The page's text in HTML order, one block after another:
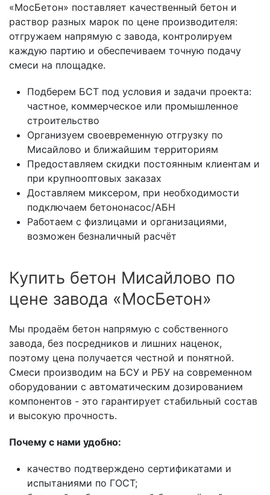
«МосБетон» поставляет качественный бетон и
раствор разных марок по цене производителя:
отгружаем напрямую с завода, контролируем
каждую партию и обеспечиваем точную подачу
смеси на площадке.
Подберем БСТ под условия и задачи проекта:
частное, коммерческое или промышленное
строительство
Организуем своевременную отгрузку по
Мисайлово и ближайшим территориям
Предоставляем скидки постоянным клиентам и
при крупнооптовых заказах
Доставляем миксером, при необходимости
подключаем бетононасос/АБН
Работаем с физлицами и организациями,
возможен безналичный расчёт
Купить бетон Мисайлово по
цене завода «МосБетон»
Мы продаём бетон напрямую с собственного
завода, без посредников и лишних наценок,
поэтому цена получается честной и понятной.
Смеси производим на БСУ и РБУ на современном
оборудовании с автоматическим дозированием
компонентов - это гарантирует стабильный состав
и высокую прочность.
Почему с нами удобно:
качество подтверждено сертификатами и
испытаниями по ГОСТ;